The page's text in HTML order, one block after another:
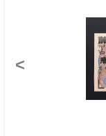
<